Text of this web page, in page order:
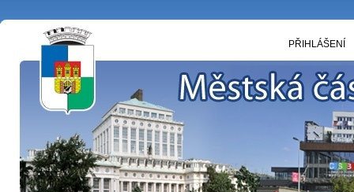
PŘIHLÁŠENÍ